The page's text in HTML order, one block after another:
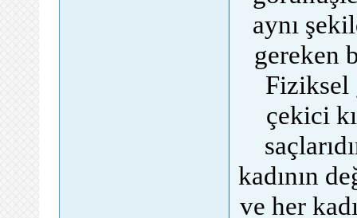
aynı
gereken
Fiziksel
çekici
kadının
ve her